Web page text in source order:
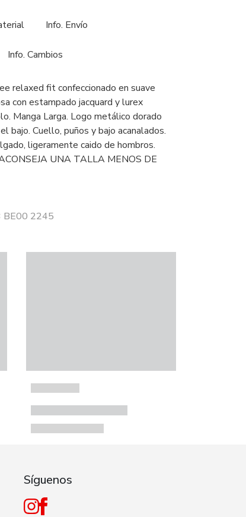
Info. Envío
Info. Cambios
relaxed fit confeccionado en suave
con estampado jacquard y lurex
Manga Larga. Logo metálico dorado
bajo. Cuello, puños y bajo acanalados.
ligeramente caido de hombros.
UNA TALLA MENOS DE
BE00 2245
Síguenos